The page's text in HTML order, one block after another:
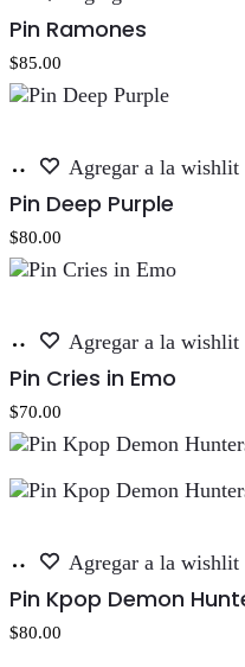
carrito
Pin Ramones
$85.00
Añadir
carrito
Agregar a la wishlit
Pin Deep Purple
$80.00
Añadir
carrito
Agregar a la wishlit
Pin Cries in Emo
$70.00
Añadir
carrito
Agregar a la wishlit
Pin Kpop Demon
$80.00